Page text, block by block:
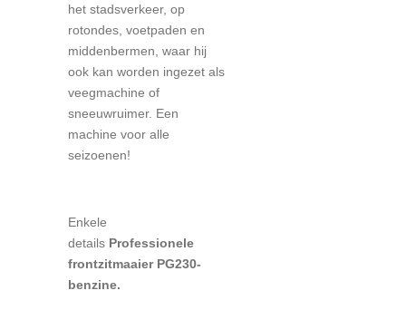
het stadsverkeer, op
rotondes, voetpaden en
middenbermen, waar hij
ook kan worden ingezet als
veegmachine of
sneeuwruimer. Een
machine voor alle
seizoenen!
Enkele
details Professionele
frontzitmaaier PG230-
benzine.